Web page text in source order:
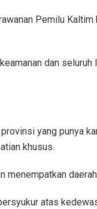
Pemilu
dan
yang punya
khusus.
menempatkan
atas